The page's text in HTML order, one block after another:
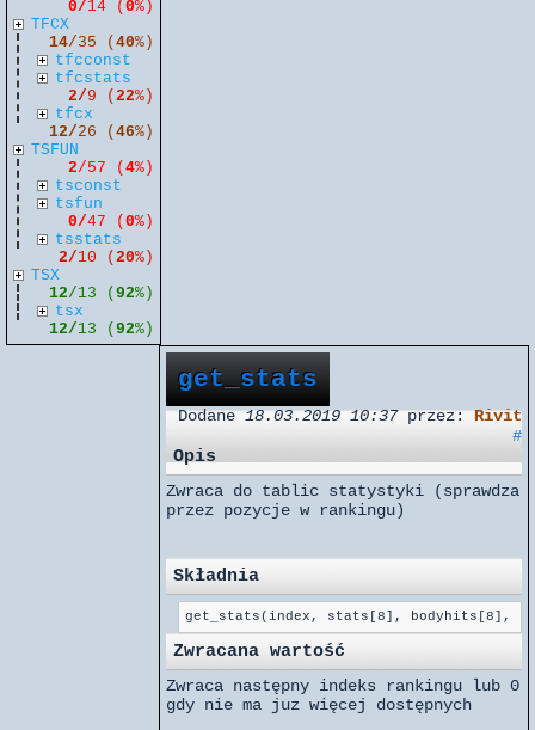
0/14 (0%)
TFCX
14/35 (40%)
tfcconst
tfcstats
2/9 (22%)
tfcx
12/26 (46%)
TSFUN
2/57 (4%)
tsconst
tsfun
0/47 (0%)
tsstats
2/10 (20%)
TSX
12/13 (92%)
tsx
12/13 (92%)
get_stats
Dodane18.03.2019 10:37przez:Rivit
#
Opis
Zwraca do tablic statystyki (sprawdza
przez pozycje w rankingu)
Składnia
get_stats(index, stats[8], bodyhits[8],
Zwracana wartość
Zwraca następny indeks rankingu lub 0
gdy nie ma juz więcej dostępnych